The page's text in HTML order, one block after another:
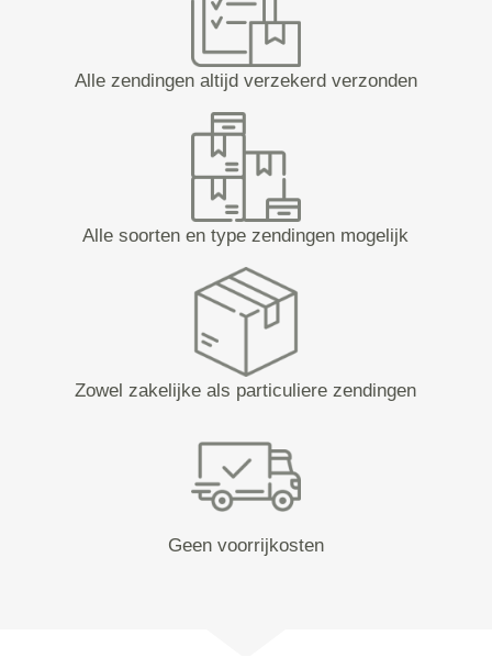
Alle zendingen altijd verzekerd verzonden
Alle soorten en type zendingen mogelijk
Zowel zakelijke als particuliere zendingen
Geen voorrijkosten